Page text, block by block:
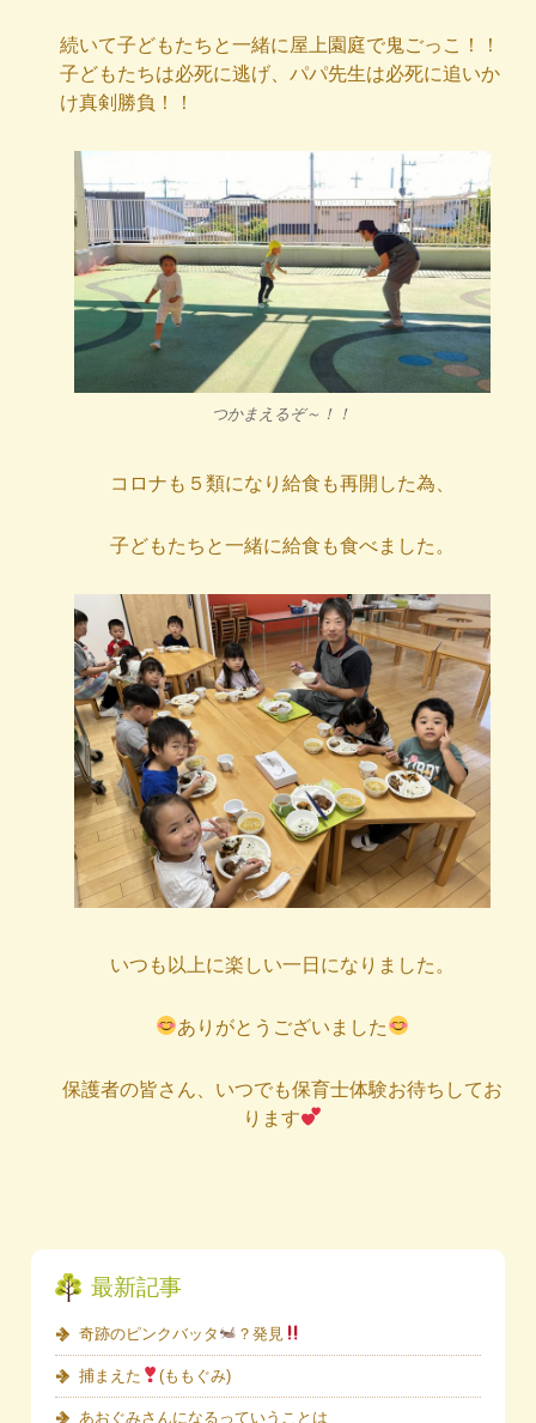
続いて子どもたちと一緒に屋上園庭で鬼ごっこ！！
子どもたちは必死に逃げ、パパ先生は必死に追いか
け真剣勝負！！
つかまえるぞ～！！
コロナも５類になり給食も再開した為、
子どもたちと一緒に給食も食べました。
いつも以上に楽しい一日になりました。
ありがとうございました
保護者の皆さん、いつでも保育士体験お待ちしてお
ります
最新記事
奇跡のピンクバッタ ？発見
捕まえた (ももぐみ)
あおぐみさんになるっていうことは